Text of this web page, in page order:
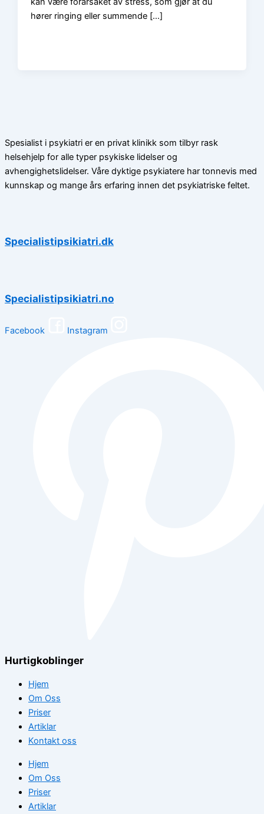
hører ringing eller summende […]
Spesialist i psykiatri er en privat klinikk som tilbyr rask
helsehjelp for alle typer psykiske lidelser og
avhengighetslidelser. Våre dyktige psykiatere har tonnevis med
kunnskap og mange års erfaring innen det psykiatriske feltet.
Specialistipsikiatri.dk
Specialistipsikiatri.no
Facebook Instagram
Hurtigkoblinger
Hjem
Om Oss
Priser
Artiklar
Kontakt oss
Hjem
Om Oss
Priser
Artiklar